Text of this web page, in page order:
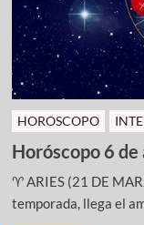
HOROSCOPO
Horóscopo 6 de
♈ ARIES (21 DE
temporada, llega el